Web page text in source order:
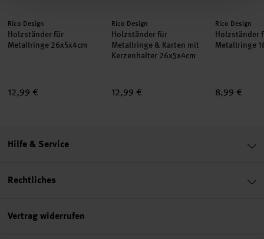
Hersteller:
Rico Design
Holzständer für
Metallringe 26x5x4cm
12,99 €
Hersteller:
Rico Design
Holzständer für
Metallringe & Karten mit
Kerzenhalter 26x5x4cm
12,99 €
Hersteller:
Rico Design
Holzständer
Metallringe
8,99 €
Hilfe & Service
Rechtliches
Vertrag widerrufen